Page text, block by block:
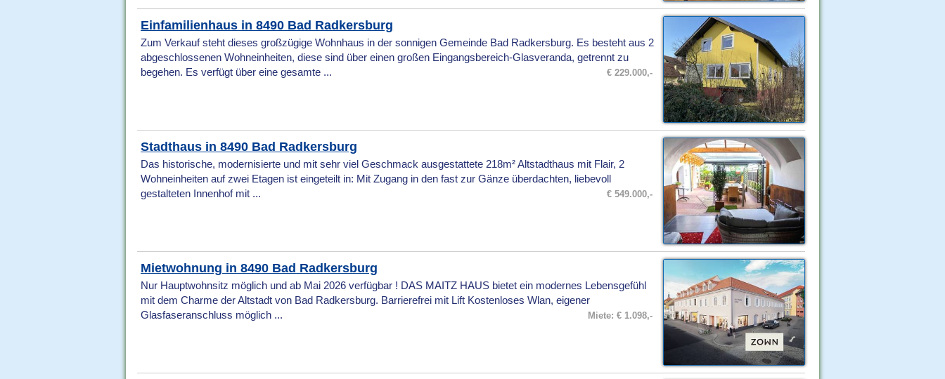
Einfamilienhaus in 8490 Bad Radkersburg
Zum Verkauf steht dieses großzügige Wohnhaus in der sonnigen Gemeinde Bad Radkersburg. Es besteht aus 2
abgeschlossenen Wohneinheiten, diese sind über einen großen Eingangsbereich-Glasveranda, getrennt zu
begehen. Es verfügt über eine gesamte ...
€ 229.000,-
Stadthaus in 8490 Bad Radkersburg
Das historische, modernisierte und mit sehr viel Geschmack ausgestattete 218m² Altstadthaus mit Flair, 2
Wohneinheiten auf zwei Etagen ist eingeteilt in: Mit Zugang in den fast zur Gänze überdachten, liebevoll
gestalteten Innenhof mit ...
€ 549.000,-
Mietwohnung in 8490 Bad Radkersburg
Nur Hauptwohnsitz möglich und ab Mai 2026 verfügbar ! DAS MAITZ HAUS bietet ein modernes Lebensgefühl
mit dem Charme der Altstadt von Bad Radkersburg. Barrierefrei mit Lift Kostenloses Wlan, eigener
Glasfaseranschluss möglich ...
Miete: € 1.098,-